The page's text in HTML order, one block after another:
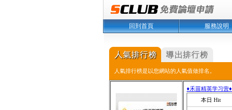
回到首頁 服務說明
人氣排行榜是以您網站的人氣值做排名。
♦禾苗精英学习营♦
本日 Hit